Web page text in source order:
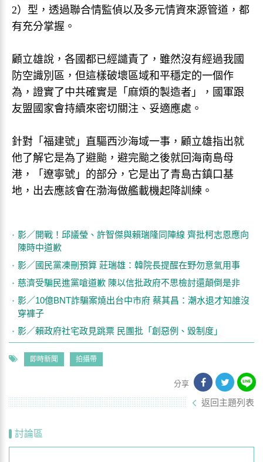
2）型，透過聯合情監偵以及多元情資來源管道，都
有充分掌握。
顧立雄說，各國都已經譴責了，雖然沒有經過我國
防空識別區，但這樣破壞區域和平穩定的一個作
為，證實了中共確實是「麻煩的製造者」，國軍跟
友盟國家會持續來密切關注、妥適應處。
針對「福建號」直驅西沙海域一事，顧立雄指出就
他了解它是為了避颱，避完颱之後就回海南島母
港，「遼寧號」的部分，它是出了青島古鎮口基
地，出去應該會在渤海做艦載機起降訓練。
影／開戰！邱議瑩、許智傑與賴瑞隆同陣線 齊批柯志恩應向
陳時中道歉
影／國民黨凍刪預算 莊瑞雄：韓院長提醒在野勿意氣用事
慈濟受騙民進黨嗆道歉 陳以信批政府不思檢討還顛倒是非
影／10億BNT詐騙案燒出台中市府 蔡其昌：潮水退才知誰沒
穿褲子
影／賴政府社宅政見跳票 民團批「創惡例、毀制度」
即時新聞 拍攝帶
分享
返回主題列表
討論區